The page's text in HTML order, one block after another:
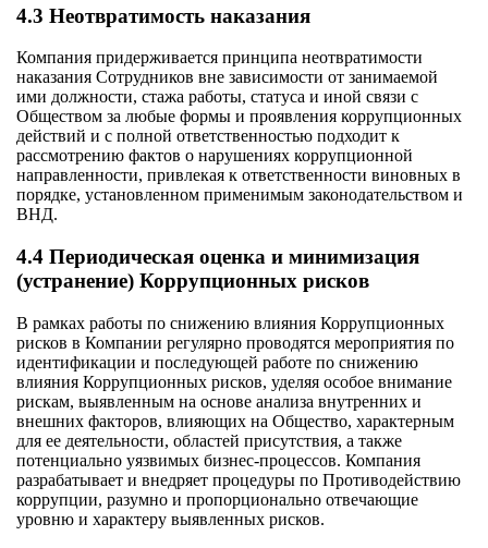
4.3 Неотвратимость наказания
Компания придерживается принципа неотвратимости
наказания Сотрудников вне зависимости от занимаемой
ими должности, стажа работы, статуса и иной связи с
Обществом за любые формы и проявления коррупционных
действий и с полной ответственностью подходит к
рассмотрению фактов о нарушениях коррупционной
направленности, привлекая к ответственности виновных в
порядке, установленном применимым законодательством и
ВНД.
4.4 Периодическая оценка и минимизация
(устранение) Коррупционных рисков
В рамках работы по снижению влияния Коррупционных
рисков в Компании регулярно проводятся мероприятия по
идентификации и последующей работе по снижению
влияния Коррупционных рисков, уделяя особое внимание
рискам, выявленным на основе анализа внутренних и
внешних факторов, влияющих на Общество, характерным
для ее деятельности, областей присутствия, а также
потенциально уязвимых бизнес-процессов. Компания
разрабатывает и внедряет процедуры по Противодействию
коррупции, разумно и пропорционально отвечающие
уровню и характеру выявленных рисков.